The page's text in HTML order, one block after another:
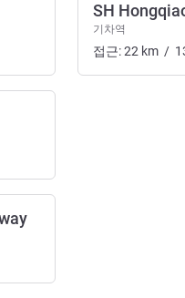
SH
기차역
접근:22 km /